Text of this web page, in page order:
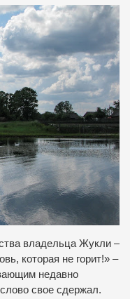
владельца Жукли –
которая не горит!» –
недавно
свое сдержал.